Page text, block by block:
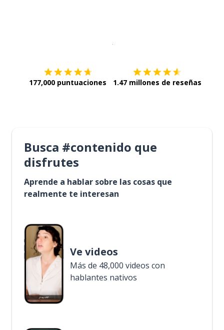
177,000 puntuaciones 1.47 millones de reseñas
Busca #contenido que
disfrutes
Aprende a hablar sobre las cosas que
realmente te interesan
Ve videos
Más de 48,000 videos con
hablantes nativos